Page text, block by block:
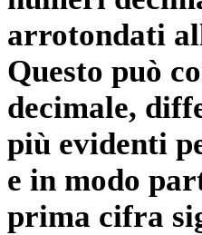
arrotondati
Questo può
decimale,
più evidenti
e in modo
prima cifra